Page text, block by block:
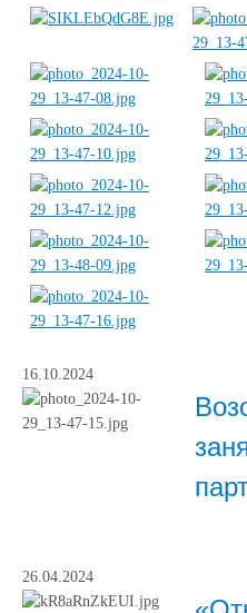
16.10.2024
26.04.2024